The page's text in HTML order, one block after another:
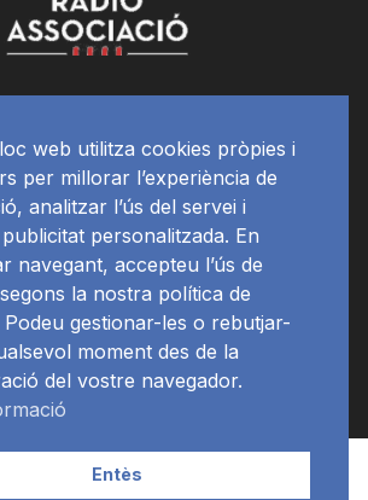
APP Programació
web utilitza cookies pròpies i
per millorar l’experiència de
analitzar l’ús del servei i
personalitzada. En
navegant, accepteu l’ús de
la nostra política de
gestionar-les o rebutjar-
moment des de la
del vostre navegador.
Entès